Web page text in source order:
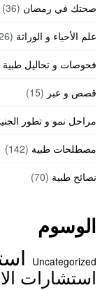
صحتك في رمضان (36)
علم الأحياء و الوراثة (126)
فحوصات و تحاليل طبية
قصص و عبر (15)
مراحل نمو و تطور
مصطلحات طبية (142)
نصائح طبية (70)
الوسوم
Uncategorized
استشارات